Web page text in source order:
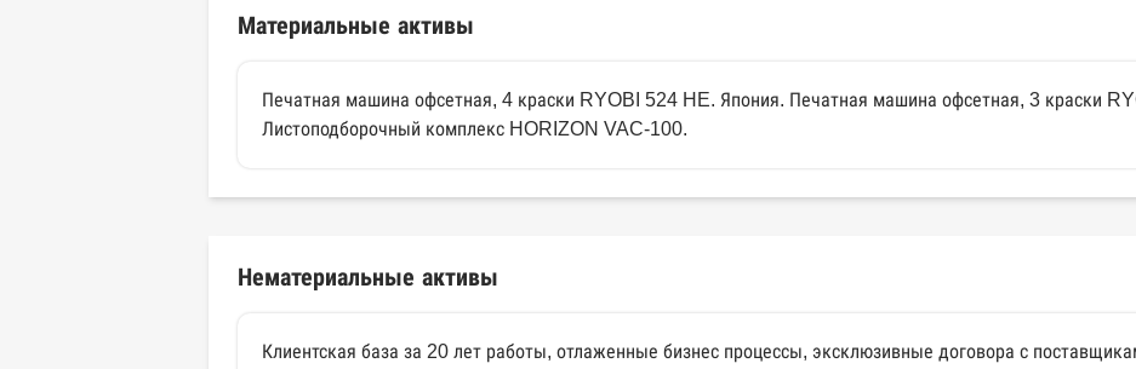
Материальные активы
Печатная машина офсетная, 4 краски RYOBI 524 HE. Япония. Печатная машина офсетная, 3 краски
Листоподборочный комплекс HORIZON VAC-100.
Нематериальные активы
Клиентская база за 20 лет работы, отлаженные бизнес процессы, эксклюзивные договора с